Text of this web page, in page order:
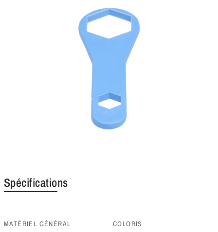
Spécifications
MATÉRIEL GÉNÉRAL COLORIS